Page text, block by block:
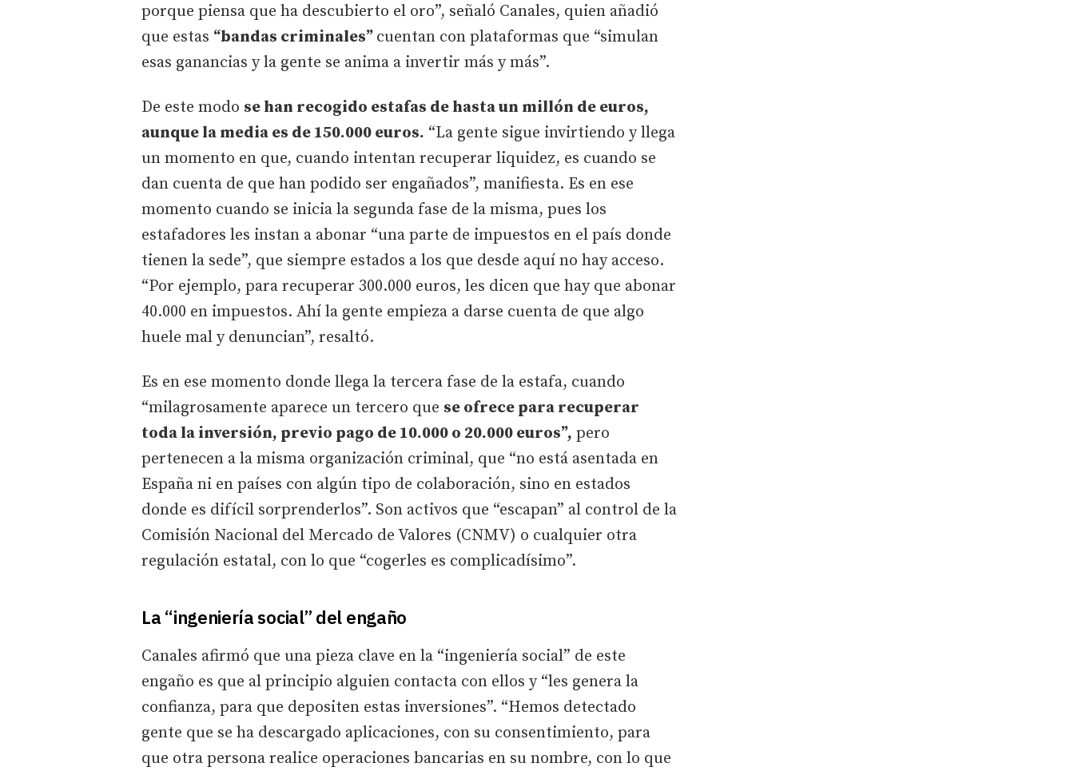
porque piensa que ha descubierto el oro”, señaló Canales, quien añadió
que estas “bandas criminales” cuentan con plataformas que “simulan
esas ganancias y la gente se anima a invertir más y más”.
De este modo se han recogido estafas de hasta un millón de euros,
aunque la media es de 150.000 euros. “La gente sigue invirtiendo y llega
un momento en que, cuando intentan recuperar liquidez, es cuando se
dan cuenta de que han podido ser engañados”, manifiesta. Es en ese
momento cuando se inicia la segunda fase de la misma, pues los
estafadores les instan a abonar “una parte de impuestos en el país donde
tienen la sede”, que siempre estados a los que desde aquí no hay acceso.
“Por ejemplo, para recuperar 300.000 euros, les dicen que hay que abonar
40.000 en impuestos. Ahí la gente empieza a darse cuenta de que algo
huele mal y denuncian”, resaltó.
Es en ese momento donde llega la tercera fase de la estafa, cuando
“milagrosamente aparece un tercero que se ofrece para recuperar
toda la inversión, previo pago de 10.000 o 20.000 euros”, pero
pertenecen a la misma organización criminal, que “no está asentada en
España ni en países con algún tipo de colaboración, sino en estados
donde es difícil sorprenderlos”. Son activos que “escapan” al control de la
Comisión Nacional del Mercado de Valores (CNMV) o cualquier otra
regulación estatal, con lo que “cogerles es complicadísimo”.
La “ingeniería social” del engaño
Canales afirmó que una pieza clave en la “ingeniería social” de este
engaño es que al principio alguien contacta con ellos y “les genera la
confianza, para que depositen estas inversiones”. “Hemos detectado
gente que se ha descargado aplicaciones, con su consentimiento, para
que otra persona realice operaciones bancarias en su nombre, con lo que